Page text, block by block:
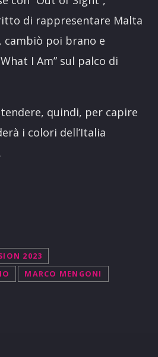
di rappresentare Malta
cambiò poi brano e
I Am” sul palco di
quindi, per capire
i colori dell’Italia
2023
MARCO MENGONI